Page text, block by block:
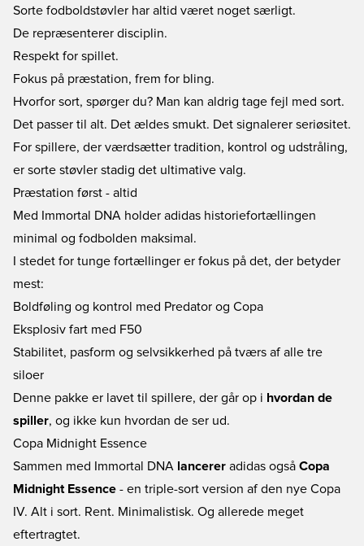
Sorte fodboldstøvler har altid været noget særligt.
De repræsenterer disciplin.
Respekt for spillet.
Fokus på præstation, frem for bling.
Hvorfor sort, spørger du? Man kan aldrig tage fejl med sort.
Det passer til alt. Det ældes smukt. Det signalerer seriøsitet.
For spillere, der værdsætter tradition, kontrol og udstråling,
er sorte støvler stadig det ultimative valg.
Præstation først - altid
Med Immortal DNA holder adidas historiefortællingen
minimal og fodbolden maksimal.
I stedet for tunge fortællinger er fokus på det, der betyder
mest:
Boldføling og kontrol med Predator og Copa
Eksplosiv fart med F50
Stabilitet, pasform og selvsikkerhed på tværs af alle tre
siloer
Denne pakke er lavet til spillere, der går op i hvordan de
spiller, og ikke kun hvordan de ser ud.
Copa Midnight Essence
Sammen med Immortal DNA lancerer adidas også Copa
Midnight Essence - en triple-sort version af den nye Copa
IV. Alt i sort. Rent. Minimalistisk. Og allerede meget
eftertragtet.